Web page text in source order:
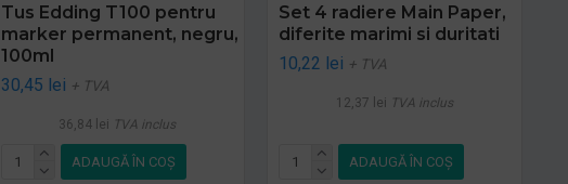
Tus Edding T100 pentru
marker permanent, negru,
100ml
30,45 lei + TVA
36,84 lei TVA inclus
ADAUGĂ ÎN COŞ
Set 4 radiere Main Paper,
diferite marimi si duritati
10,22 lei + TVA
12,37 lei TVA inclus
ADAUGĂ ÎN COŞ